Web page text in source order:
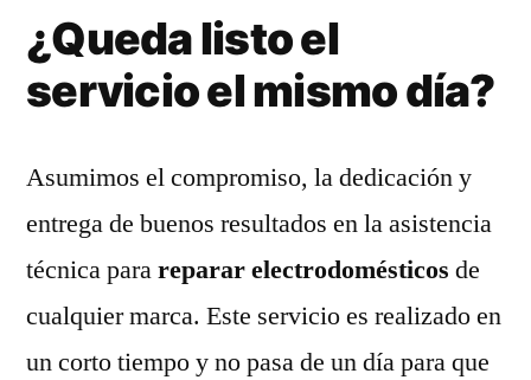
¿Queda listo el
servicio el mismo día?
Asumimos el compromiso, la dedicación y
entrega de buenos resultados en la asistencia
técnica parareparar electrodomésticos de
cualquier marca. Este servicio es realizado en
un corto tiempo y no pasa de un día para que